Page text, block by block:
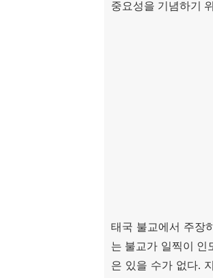
중요성을 기념하기
태국 불교에서 주장
는 불교가 일찍이 인
은 있을 수가 없다.